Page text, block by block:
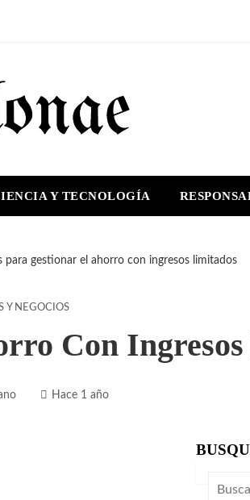
Y TECNOLOGÍA
para gestionar el ahorro con ingresos limitados
Y NEGOCIOS
Con
Hace 1 año
Buscar: